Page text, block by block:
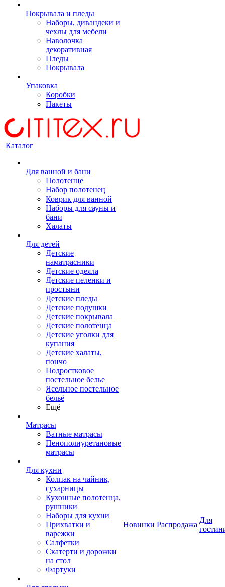
Покрывала и пледы
Наборы, дивандеки и
чехлы для мебели
Наволочка
декоративная
Пледы
Покрывала
Упаковка
Коробки
Пакеты
Каталог
Для ванной и бани
Полотенце
Набор полотенец
Коврик для ванной
Наборы для сауны и
бани
Халаты
Для детей
Детские
наматрасники
Детские одеяла
Детские пеленки и
простыни
Детские пледы
Детские подушки
Детские покрывала
Детские полотенца
Детские уголки для
купания
Детские халаты,
пончо
Подростковое
постельное белье
Ясельное постельное
бельё
Ещё
Матрасы
Ватные матрасы
Пенополиуретановые
матрасы
Для кухни
Колпак на чайник,
сухарницы
Кухонные полотенца,
рушники
Наборы для кухни
Прихватки и
варежки
Салфетки
Скатерти и дорожки
на стол
Фартуки
Новинки Распродажа
Для